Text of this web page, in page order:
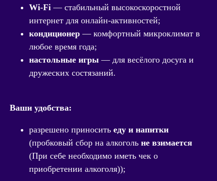
Wi‑Fi— стабильный высокоскоростной
интернет для онлайн‑активностей;
кондиционер— комфортный микроклимат в
любое время года;
настольные игры— для весёлого досуга и
дружеских состязаний.
Ваши удобства:
разрешено приносить еду и напитки
(пробковый сбор на алкоголь не взимается
(При себе необходимо иметь чек о
приобретении алкоголя));